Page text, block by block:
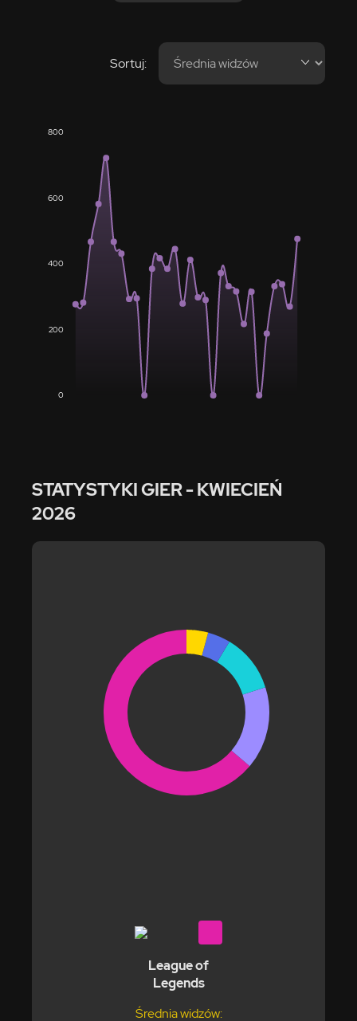
Sortuj:
0
200
400
600
800
STATYSTYKI GIER- KWIECIEŃ
2026
League of
Legends
Średnia widzów: